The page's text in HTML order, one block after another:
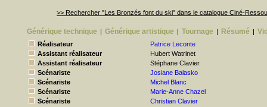
>> Rechercher "Les Bronzés font du ski" dans le catalogue Ciné-
Générique technique | Générique artistique | Tournage | Résumé |
Réalisateur
Patrice Leconte
Assistant réalisateur
Hubert Watrinet
Assistant réalisateur
Stéphane Clavier
Scénariste
Josiane Balasko
Scénariste
Michel Blanc
Scénariste
Marie-Anne Chazel
Scénariste
Christian Clavier